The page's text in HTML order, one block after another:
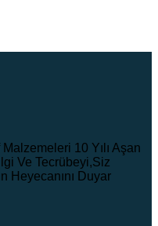
10 Yılı Aşan
Ve Tecrübeyi,Siz
Heyecanını Duyar